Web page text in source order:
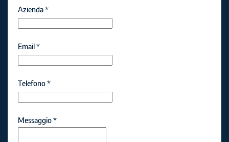
Azienda*
Email*
Telefono*
Messaggio*